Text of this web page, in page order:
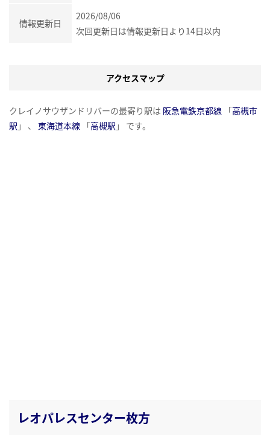
情報更新日
2026/08/06
次回更新日は情報更新日より14日以内
アクセスマップ
クレイノサウザンドリバーの最寄り駅は 阪急電鉄京都線 「高槻市
駅 」 、 東海道本線 「高槻駅 」 です。
レオパレスセンター枚方